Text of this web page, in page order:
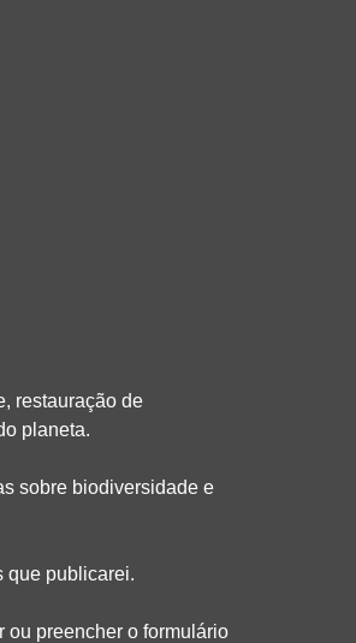
restauração de
planeta.
sobre biodiversidade e
que publicarei.
ou preencher o formulário